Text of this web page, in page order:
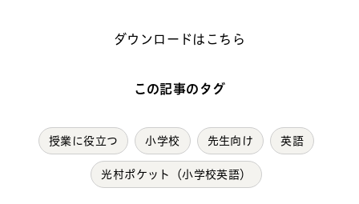
ダウンロードはこちら
この記事のタグ
授業に役立つ 小学校 先生向け 英語
光村ポケット（小学校英語）